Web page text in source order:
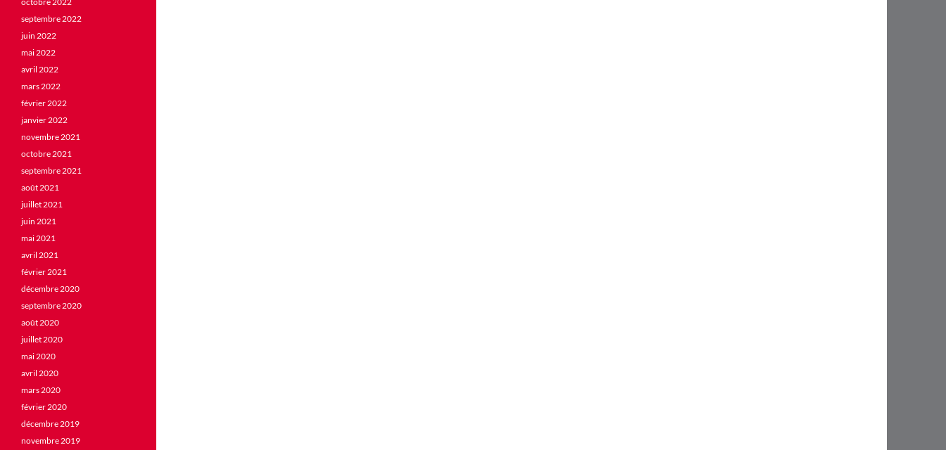
septembre 2022
juin 2022
mai 2022
avril 2022
mars 2022
février 2022
janvier 2022
novembre 2021
octobre 2021
septembre 2021
août 2021
juillet 2021
juin 2021
mai 2021
avril 2021
février 2021
décembre 2020
septembre 2020
août 2020
juillet 2020
mai 2020
avril 2020
mars 2020
février 2020
décembre 2019
novembre 2019